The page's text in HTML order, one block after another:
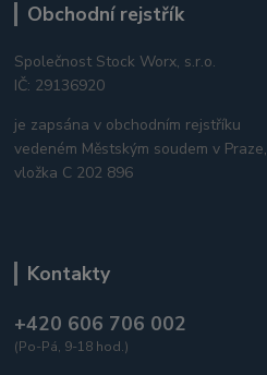
Obchodní rejstřík
Společnost Stock Worx, s.r.o.
IČ: 29136920
je zapsána v obchodním rejstříku
vedeném Městským soudem v Praze,
vložka C 202 896
Kontakty
+420 606 706 002
(Po-Pá, 9-18 hod.)